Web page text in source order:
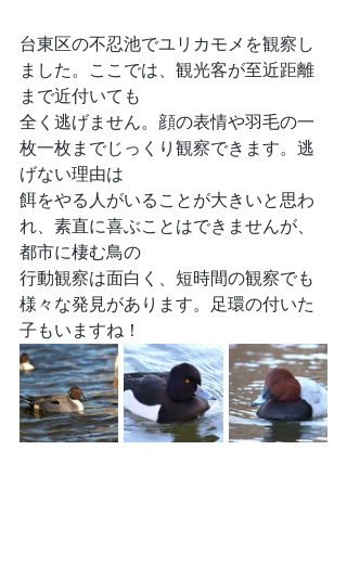
台東区の不忍池でユリカモメを観察し
ました。ここでは、観光客が至近距離
まで近付いても
全く逃げません。顔の表情や羽毛の一
枚一枚までじっくり観察できます。逃
げない理由は
餌をやる人がいることが大きいと思わ
れ、素直に喜ぶことはできませんが、
都市に棲む鳥の
行動観察は面白く、短時間の観察でも
様々な発見があります。足環の付いた
子もいますね！